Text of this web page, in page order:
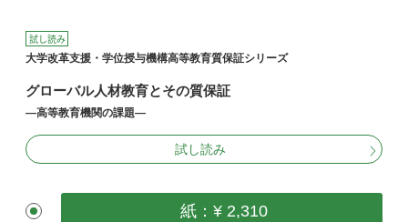
試し読み
大学改革支援・学位授与機構高等教育質保証シリーズ
グローバル人材教育とその質保証
―高等教育機関の課題―
試し読み
紙：¥ 2,310